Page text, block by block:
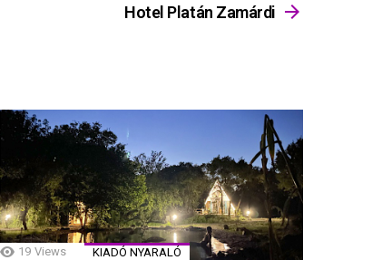
Hotel Platán Zamárdi
19 Views KIADÓ NYARALÓ